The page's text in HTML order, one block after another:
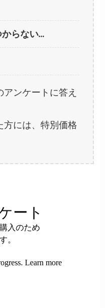
らない…
ンケートに答え
方には、特別価格